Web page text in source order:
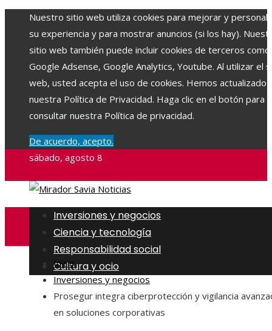
Nuestro sitio web utiliza cookies para mejorar y
su experiencia y para mostrar anuncios (si los hay).
sitio web también puede incluir cookies de terceros como
Google Adsense, Google Analytics, Youtube. Al utilizar el
web, usted acepta el uso de cookies. Hemos actualizado
nuestra Política de Privacidad. Haga clic en el botón para
consultar nuestra Política de privacidad.
De acuerdo, acepto.
sábado, agosto 8
Inversiones y negocios
Ciencia y tecnología
Responsabilidad social
Cultura y ocio
Inicio
Inversiones y negocios
Prosegur integra ciberprotección y vigilancia
en soluciones corporativas